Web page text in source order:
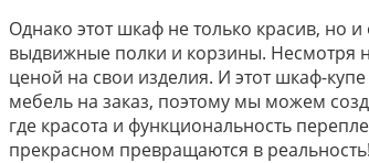
Однако этот шкаф не только красив, но
выдвижные полки и корзины. Несмотря
ценой на свои изделия. И этот шкаф-
мебель на заказ, поэтому мы можем
где красота и функциональность
прекрасном превращаются в реальность!